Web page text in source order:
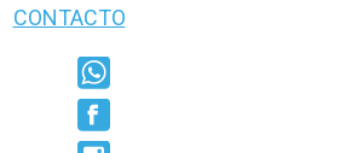
CONTACTO